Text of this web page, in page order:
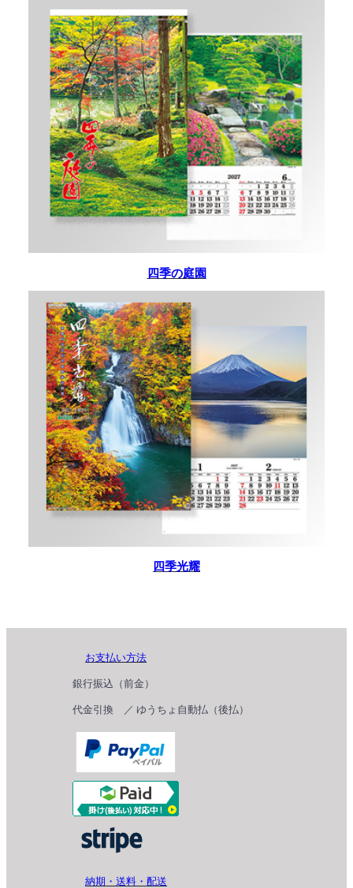
四季の庭園
四季光耀
お支払い方法
銀行振込（前金）
代金引換 ／ ゆうちょ自動払（後払）
納期・送料・配送